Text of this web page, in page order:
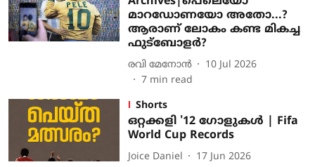
മാറഡോണയോ അതോ...?
ആരാണ് ലോകം കണ്ട മികച്ച
ഫുട്‌ബോളര്‍?
രവി മേനോന്‍
10 Jul 2026
7 min read
Shorts
ഒറ്റക്കളി '12 ​ഗോളുകൾ | Fifa
World Cup Records
Joice Daniel 17 Jun 2026